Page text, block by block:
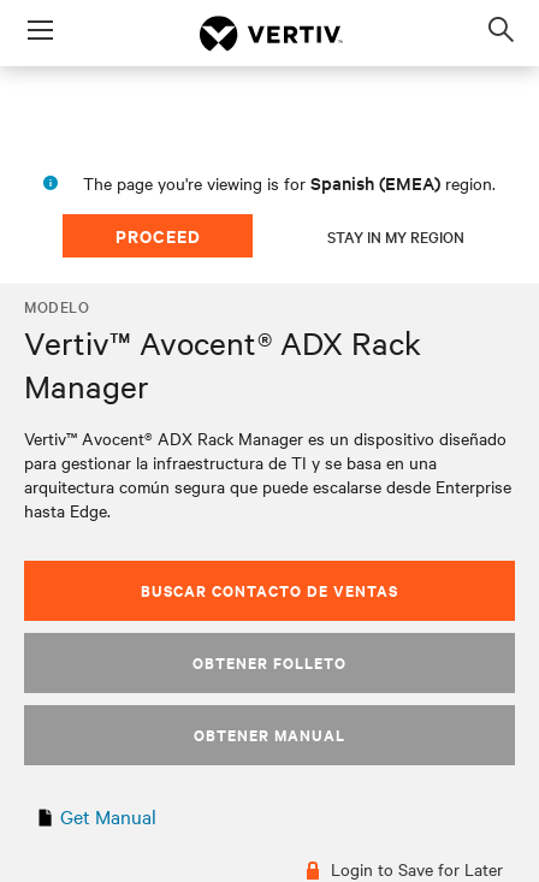
Menu
The page you're viewing is for Spanish (EMEA) region.
PROCEED STAY IN MY REGION
MODELO
Vertiv™ Avocent® ADX Rack
Manager
Vertiv™ Avocent® ADX Rack Manager es un dispositivo diseñado
para gestionar la infraestructura de TI y se basa en una
arquitectura común segura que puede escalarse desde Enterprise
hasta Edge.
BUSCAR CONTACTO DE VENTAS
OBTENER FOLLETO
OBTENER MANUAL
Get Manual
Login to Save for Later